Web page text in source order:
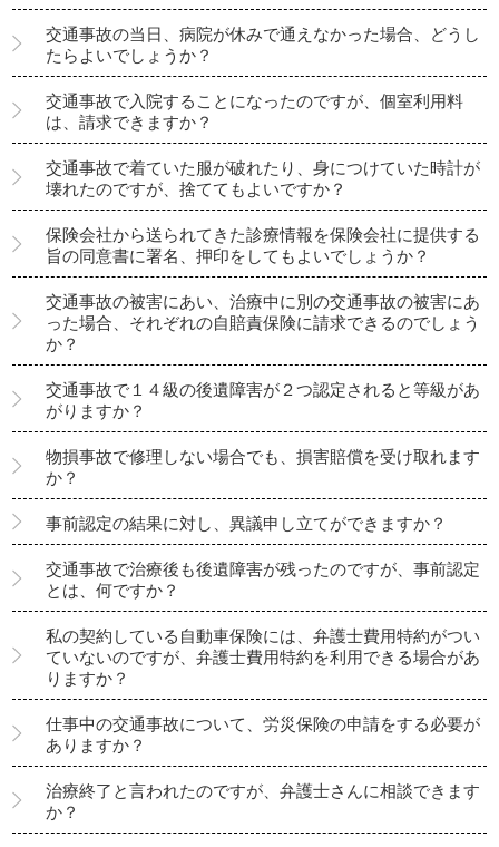
交通事故の当日、病院が休みで通えなかった場合、どうし
たらよいでしょうか？
交通事故で入院することになったのですが、個室利用料
は、請求できますか？
交通事故で着ていた服が破れたり、身につけていた時計が
壊れたのですが、捨ててもよいですか？
保険会社から送られてきた診療情報を保険会社に提供する
旨の同意書に署名、押印をしてもよいでしょうか？
交通事故の被害にあい、治療中に別の交通事故の被害にあ
った場合、それぞれの自賠責保険に請求できるのでしょう
か？
交通事故で１４級の後遺障害が２つ認定されると等級があ
がりますか？
物損事故で修理しない場合でも、損害賠償を受け取れます
か？
事前認定の結果に対し、異議申し立てができますか？
交通事故で治療後も後遺障害が残ったのですが、事前認定
とは、何ですか？
私の契約している自動車保険には、弁護士費用特約がつい
ていないのですが、弁護士費用特約を利用できる場合があ
りますか？
仕事中の交通事故について、労災保険の申請をする必要が
ありますか？
治療終了と言われたのですが、弁護士さんに相談できます
か？